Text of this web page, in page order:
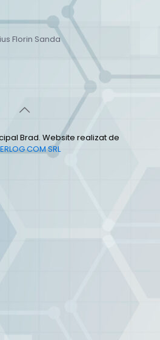
Florin Sanda
Brad. Website realizat de
COM SRL